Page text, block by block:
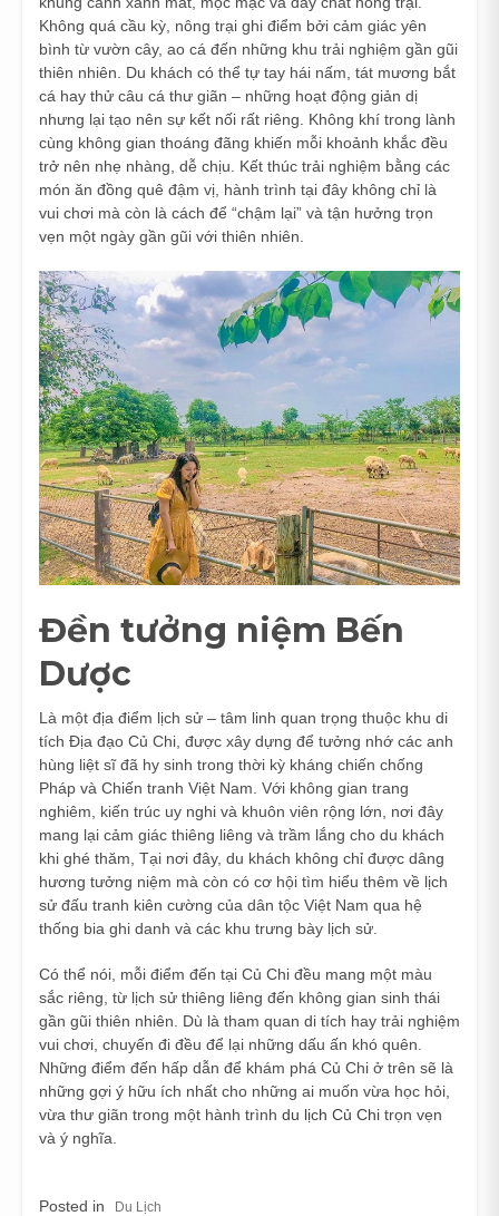
Không quá cầu kỳ, nông trại ghi điểm bởi cảm giác yên
bình từ vườn cây, ao cá đến những khu trải nghiệm gần gũi
thiên nhiên. Du khách có thể tự tay hái nấm, tát mương bắt
cá hay thử câu cá thư giãn – những hoạt động giản dị
nhưng lại tạo nên sự kết nối rất riêng. Không khí trong lành
cùng không gian thoáng đãng khiến mỗi khoảnh khắc đều
trở nên nhẹ nhàng, dễ chịu. Kết thúc trải nghiệm bằng các
món ăn đồng quê đậm vị, hành trình tại đây không chỉ là
vui chơi mà còn là cách để “chậm lại” và tận hưởng trọn
vẹn một ngày gần gũi với thiên nhiên.
Đền tưởng niệm Bến
Dược
Là một địa điểm lịch sử – tâm linh quan trọng thuộc khu di
tích Địa đạo Củ Chi, được xây dựng để tưởng nhớ các anh
hùng liệt sĩ đã hy sinh trong thời kỳ kháng chiến chống
Pháp và Chiến tranh Việt Nam. Với không gian trang
nghiêm, kiến trúc uy nghi và khuôn viên rộng lớn, nơi đây
mang lại cảm giác thiêng liêng và trầm lắng cho du khách
khi ghé thăm, Tại nơi đây, du khách không chỉ được dâng
hương tưởng niệm mà còn có cơ hội tìm hiểu thêm về lịch
sử đấu tranh kiên cường của dân tộc Việt Nam qua hệ
thống bia ghi danh và các khu trưng bày lịch sử.
Có thể nói, mỗi điểm đến tại Củ Chi đều mang một màu
sắc riêng, từ lịch sử thiêng liêng đến không gian sinh thái
gần gũi thiên nhiên. Dù là tham quan di tích hay trải nghiệm
vui chơi, chuyến đi đều để lại những dấu ấn khó quên.
Những điểm đến hấp dẫn để khám phá Củ Chi ở trên sẽ là
những gợi ý hữu ích nhất cho những ai muốn vừa học hỏi,
vừa thư giãn trong một hành trình du lịch Củ Chi trọn vẹn
và ý nghĩa.
Posted in Du Lịch